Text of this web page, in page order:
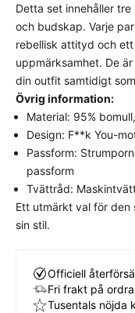
Normal
Detta plagg har
följer kroppens
stramt eller för löst.
bästa komfort och
Detta set innehåller
och budskap. Varje
rebellisk attityd och
uppmärksamhet. De
din outfit samtidigt
Övrig information:
Material: 95%
Design: F**k You-
Passform:
passform
Tvättråd:
Ett utmärkt val för den
sin stil.
Officiell
Fri frakt på
Tusentals nöjda